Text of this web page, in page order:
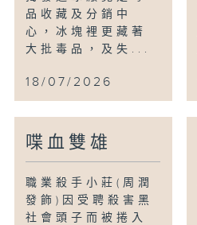
品收藏及分銷中
心，冰塊裡更藏著
大批毒品，及失...
18/07/2026
喋血雙雄
職業殺手小莊(周潤
發飾)因受聘殺害黑
社會頭子而被捲入